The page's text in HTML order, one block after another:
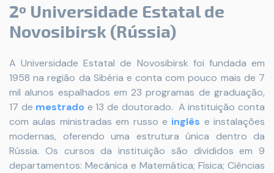
2º Universidade Estatal de
Novosibirsk (Rússia)
A Universidade Estatal de Novosibirsk foi fundada em
1958 na região da Sibéria e conta com pouco mais de 7
mil alunos espalhados em 23 programas de graduação,
17 de mestrado e 13 de doutorado. A instituição conta
com aulas ministradas em russo e inglês e instalações
modernas, oferendo uma estrutura única dentro da
Rússia. Os cursos da instituição são divididos em 9
departamentos: Mecânica e Matemática; Física; Ciências